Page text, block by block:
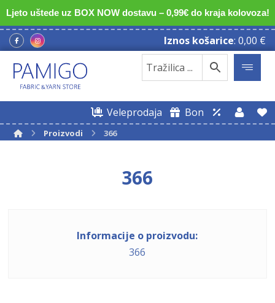
Ljeto uštede uz BOX NOW dostavu – 0,99€ do kraja kolovoza!
Iznos košarice: 0,00 €
Veleprodaja Bon
Proizvodi 366
366
Informacije o proizvodu:
366